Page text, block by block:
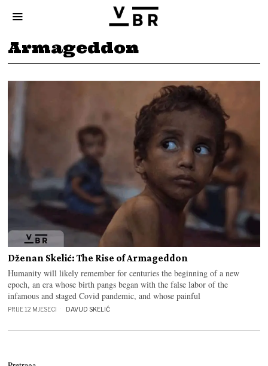
Armageddon
Dženan Skelić: The Rise of Armageddon
Humanity will likely remember for centuries the beginning of a new
epoch, an era whose birth pangs began with the false labor of the
infamous and staged Covid pandemic, and whose painful
PRIJE 12 MJESECI DAVUD SKELIĆ